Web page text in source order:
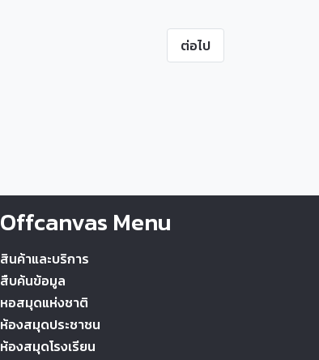
ต่อไป
Offcanvas Menu
สินค้าและบริการ
สืบค้นข้อมูล
หอสมุดแห่งชาติ
ห้องสมุดประชาชน
ห้องสมุดโรงเรียน